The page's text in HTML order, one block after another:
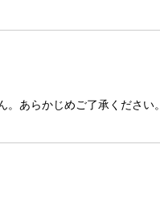
あらかじめご了承ください。